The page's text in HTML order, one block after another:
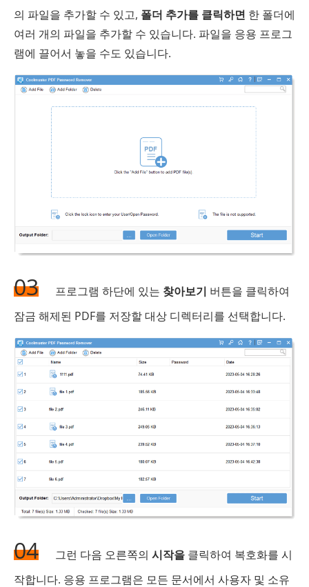
의 파일을 추가할 수 있고, 폴더 추가를 클릭하면 한 폴더에
여러 개의 파일을 추가할 수 있습니다. 파일을 응용 프로그
램에 끌어서 놓을 수도 있습니다.
03 프로그램 하단에 있는 찾아보기 버튼을 클릭하여
잠금 해제된 PDF를 저장할 대상 디렉터리를 선택합니다.
04 그런 다음 오른쪽의 시작을 클릭하여 복호화를 시
작합니다. 응용 프로그램은 모든 문서에서 사용자 및 소유